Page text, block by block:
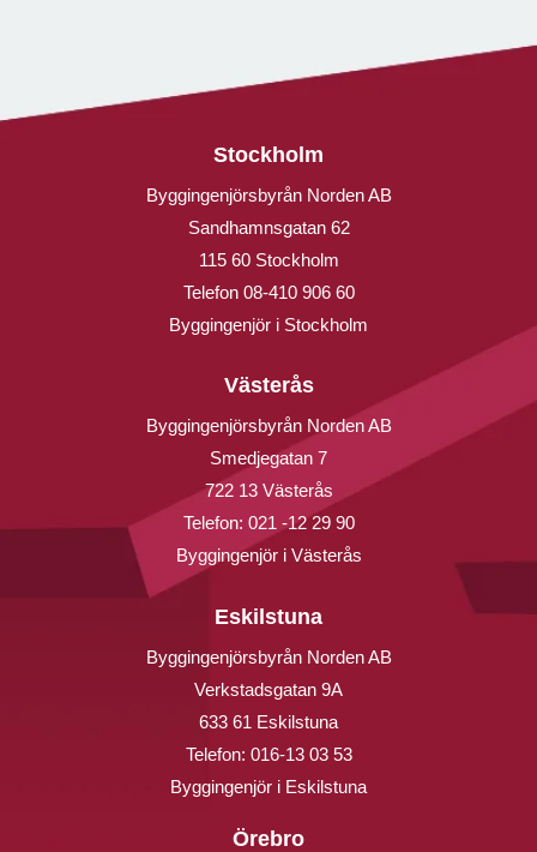
Stockholm
Byggingenjörsbyrån Norden AB
Sandhamnsgatan 62
115 60 Stockholm
Telefon 08-410 906 60
Byggingenjör i Stockholm
Västerås
Byggingenjörsbyrån Norden AB
Smedjegatan 7
722 13 Västerås
Telefon: 021 -12 29 90
Byggingenjör i Västerås
Eskilstuna
Byggingenjörsbyrån Norden AB
Verkstadsgatan 9A
633 61 Eskilstuna
Telefon: 016-13 03 53
Byggingenjör i Eskilstuna
Örebro